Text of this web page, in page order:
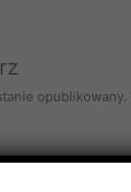
opublikowany.